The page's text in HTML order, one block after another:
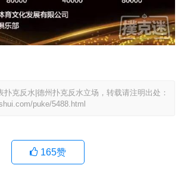
克反水|德州扑克反水立场，转载请注明出处：
puke/5488.html
165赞